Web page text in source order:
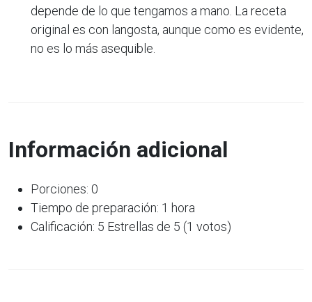
depende de lo que tengamos a mano. La receta
original es con langosta, aunque como es evidente,
no es lo más asequible.
Información adicional
Porciones: 0
Tiempo de preparación: 1 hora
Calificación: 5 Estrellas de 5 (1 votos)